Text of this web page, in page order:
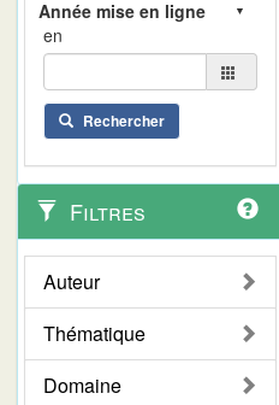
en
Rechercher
Filtres
Auteur
Thématique
Domaine